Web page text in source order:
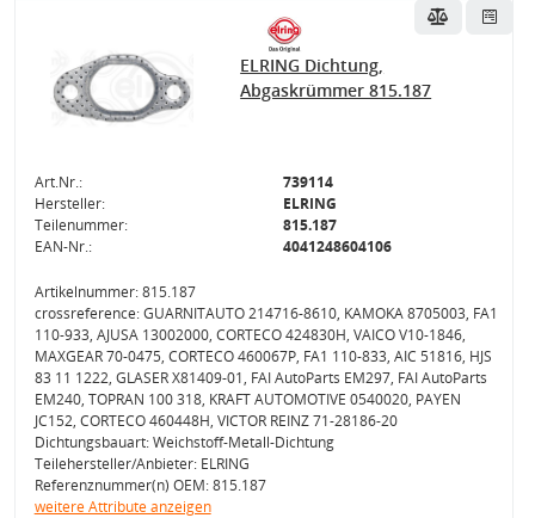
ELRING Dichtung,
Abgaskrümmer 815.187
Art.Nr.:
739114
Hersteller:
ELRING
Teilenummer:
815.187
EAN-Nr.:
4041248604106
Artikelnummer: 815.187
crossreference: GUARNITAUTO 214716-8610, KAMOKA 8705003, FA1
110-933, AJUSA 13002000, CORTECO 424830H, VAICO V10-1846,
MAXGEAR 70-0475, CORTECO 460067P, FA1 110-833, AIC 51816, HJS
83 11 1222, GLASER X81409-01, FAI AutoParts EM297, FAI AutoParts
EM240, TOPRAN 100 318, KRAFT AUTOMOTIVE 0540020, PAYEN
JC152, CORTECO 460448H, VICTOR REINZ 71-28186-20
Dichtungsbauart: Weichstoff-Metall-Dichtung
Teilehersteller/Anbieter: ELRING
Referenznummer(n) OEM: 815.187
weitere Attribute anzeigen